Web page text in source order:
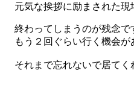
元気な挨拶に励まされた現
終わってしまうのが残念で
もう２回ぐらい行く機会が
それまで忘れないで居てく